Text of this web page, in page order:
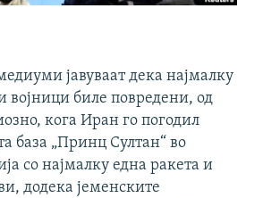
јавуваат дека најмалку
војници биле повредени, од
кога Иран го погодил
база „Принц Султан“ во
со најмалку една ракета и
додека јеменските